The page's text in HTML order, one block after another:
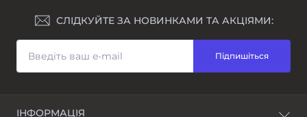
СЛІДКУЙТЕ ЗА НОВИНКАМИ ТА АКЦІЯМИ:
Підпишіться
ІНФОРМАЦІЯ